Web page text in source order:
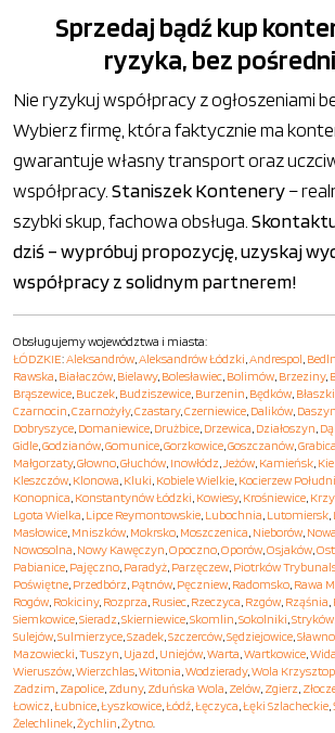
Sprzedaj bądź kup
ryzyka, bez
Nie ryzykuj współpracy z ogłoszeniami
Wybierz firmę, która faktycznie ma
gwarantuje własny transport oraz
współpracy.Staniszek Kontenery–
szybki skup, fachowa obsługa.
dziś – wypróbuj propozycję, uzyskaj
współpracy z solidnym partnerem!
Obsługujemy województwa i miasta:
ŁÓDZKIE:Aleksandrów,Aleksandrów Łódzki,Andrespol,
Rawska, Białaczów, Bielawy, Bolesławiec, Bolimów, Brzeziny,
Brąszewice, Buczek, Budziszewice, Burzenin, Będków, Błaszki
Czarnocin,Czarnożyły,Czastary,Czerniewice, Dalików,
Dobryszyce, Domaniewice, Drużbice, Drzewica, Działoszyn,
Gidle,Godzianów,Gomunice,Gorzkowice,Goszczanów,Grabica
Małgorzaty,Głowno,Głuchów, Inowłódz,Jeżów, Kamieńsk,
Kleszczów, Klonowa, Kluki, Kobiele Wielkie, Kocierzew
Konopnica, Konstantynów Łódzki, Kowiesy, Krośniewice,
Lgota Wielka, Lipce Reymontowskie, Lubochnia, Lutomiersk,
Masłowice, Mniszków, Mokrsko, Moszczenica, Nieborów,
Nowosolna, Nowy Kawęczyn,Opoczno,Oporów,Osjaków,
Pabianice, Pajęczno, Paradyż, Parzęczew, Piotrków
Poświętne, Przedbórz, Pątnów, Pęczniew, Radomsko, Rawa
Rogów, Rokiciny, Rozprza, Rusiec, Rzeczyca, Rzgów, Rząśnia,
Siemkowice,Sieradz,Skierniewice,Skomlin,Sokolniki,Stryków
Sulejów,Sulmierzyce,Szadek,Szczerców,Sędziejowice,Sławno
Mazowiecki,Tuszyn, Ujazd, Uniejów,Warta,Wartkowice,
Wieruszów,Wierzchlas,Witonia,Wodzierady,Wola
Zadzim, Zapolice, Zduny, Zduńska Wola, Zelów, Zgierz,
Łowicz,Łubnice,Łyszkowice,Łódź,Łęczyca,Łęki Szlacheckie,
Żelechlinek,Żychlin,Żytno.